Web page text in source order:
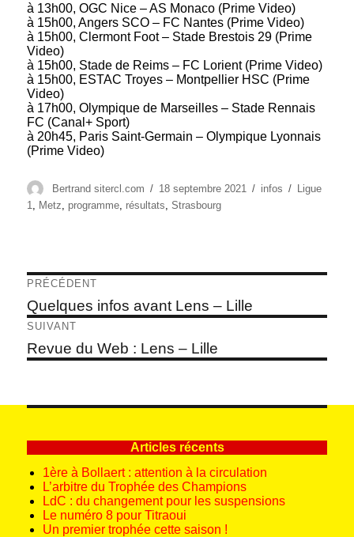
à 13h00, OGC Nice – AS Monaco (Prime Video)
à 15h00, Angers SCO – FC Nantes (Prime Video)
à 15h00, Clermont Foot – Stade Brestois 29 (Prime
Video)
à 15h00, Stade de Reims – FC Lorient (Prime Video)
à 15h00, ESTAC Troyes – Montpellier HSC (Prime
Video)
à 17h00, Olympique de Marseilles – Stade Rennais
FC (Canal+ Sport)
à 20h45, Paris Saint-Germain – Olympique Lyonnais
(Prime Video)
Auteur
Bertrand sitercl.com
Publié
le
18 septembre 2021 Catégories
infos Étiquettes
Ligue
1, Metz, programme, résultats,Strasbourg
Navigation
de
l’article
PRÉCÉDENT
Article
précédent :
Quelques infos avant Lens – Lille
SUIVANT
Article
suivant :
Revue du Web : Lens – Lille
Articles récents
1ère à Bollaert : attention à la circulation
L’arbitre du Trophée des Champions
LdC : du changement pour les suspensions
Le numéro 8 pour Titraoui
Un premier trophée cette saison !